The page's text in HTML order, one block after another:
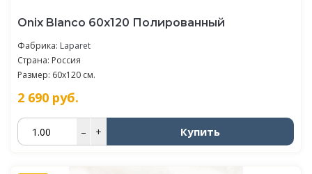
Oniх Blanco 60х120 Полированный
Фабрика: Laparet
Страна: Россия
Размер: 60x120 см.
2 690 руб.
– + Купить